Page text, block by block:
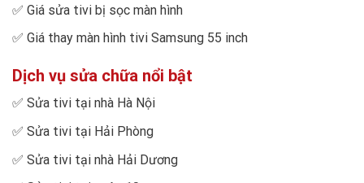
✅ Giá sửa tivi bị sọc màn hình
✅ Giá thay màn hình tivi Samsung 55 inch
Dịch vụ sửa chữa nổi bật
✅ Sửa tivi tại nhà Hà Nội
✅ Sửa tivi tại Hải Phòng
✅ Sửa tivi tại nhà Hải Dương